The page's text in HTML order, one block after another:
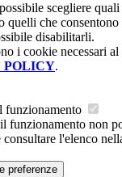
scegliere
quelli che
disabilitarli.
i cookie necessari
POLICY.
funzionamento
funzionamento non
l'elenco
preferenze